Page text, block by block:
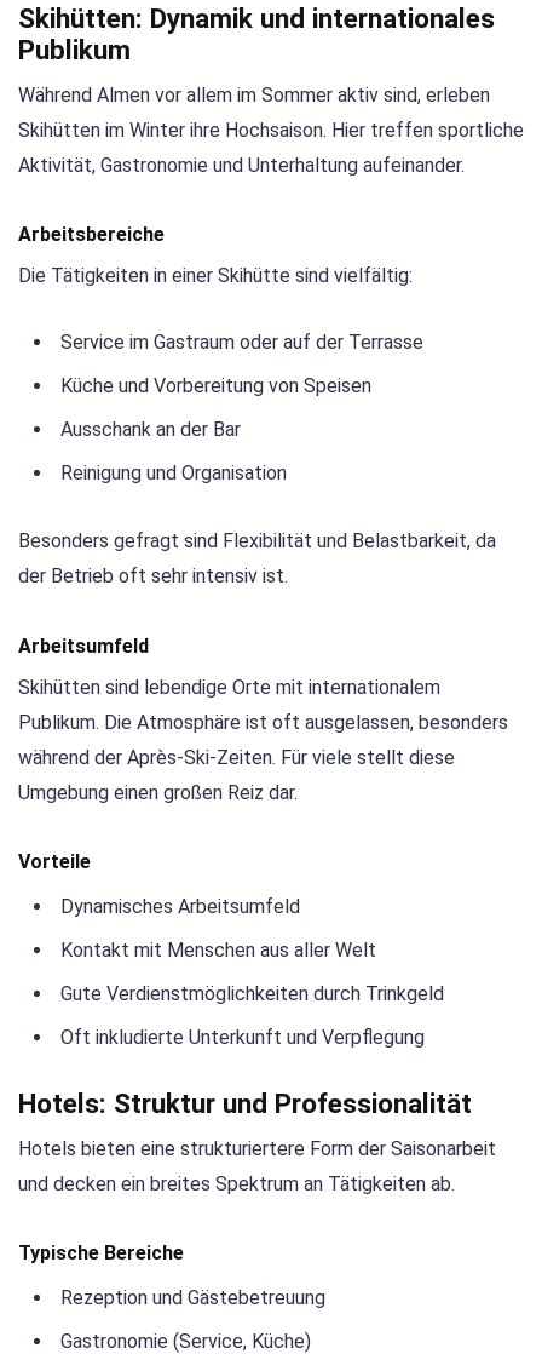
Skihütten: Dynamik und internationales
Publikum
Während Almen vor allem im Sommer aktiv sind, erleben
Skihütten im Winter ihre Hochsaison. Hier treffen sportliche
Aktivität, Gastronomie und Unterhaltung aufeinander.
Arbeitsbereiche
Die Tätigkeiten in einer Skihütte sind vielfältig:
Service im Gastraum oder auf der Terrasse
Küche und Vorbereitung von Speisen
Ausschank an der Bar
Reinigung und Organisation
Besonders gefragt sind Flexibilität und Belastbarkeit, da
der Betrieb oft sehr intensiv ist.
Arbeitsumfeld
Skihütten sind lebendige Orte mit internationalem
Publikum. Die Atmosphäre ist oft ausgelassen, besonders
während der Après-Ski-Zeiten. Für viele stellt diese
Umgebung einen großen Reiz dar.
Vorteile
Dynamisches Arbeitsumfeld
Kontakt mit Menschen aus aller Welt
Gute Verdienstmöglichkeiten durch Trinkgeld
Oft inkludierte Unterkunft und Verpflegung
Hotels: Struktur und Professionalität
Hotels bieten eine strukturiertere Form der Saisonarbeit
und decken ein breites Spektrum an Tätigkeiten ab.
Typische Bereiche
Rezeption und Gästebetreuung
Gastronomie (Service, Küche)